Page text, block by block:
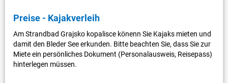
Preise - Kajakverleih
Am Strandbad Grajsko kopalisce könenn Sie Kajaks mieten und
damit den Bleder See erkunden. Bitte beachten Sie, dass Sie zur
Miete ein persönliches Dokument (Personalausweis, Reisepass)
hinterlegen müssen.